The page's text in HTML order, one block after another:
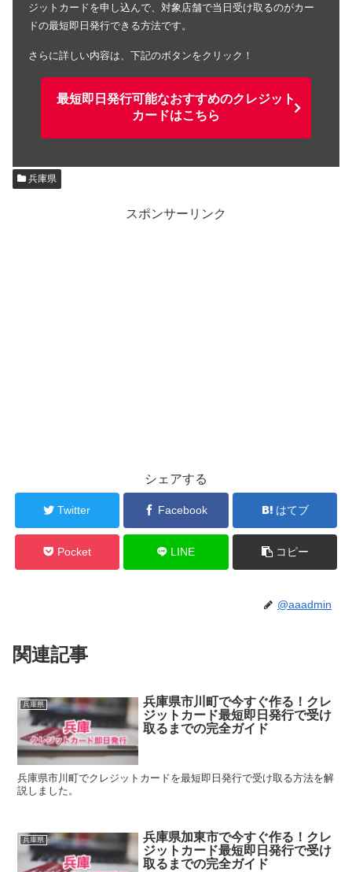
ジットカードを申し込んで、対象店舗で当日受け取るのがカー
ドの最短即日発行できる方法です。
さらに詳しい内容は、下記のボタンをクリック！
最短即日発行可能なおすすめのクレジット
カードはこちら
兵庫県
スポンサーリンク
シェアする
Twitter Facebook はてブ
Pocket LINE コピー
@aaadmin
関連記事
兵庫県
兵庫県市川町で今すぐ作る！クレ
ジットカード最短即日発行で受け
取るまでの完全ガイド
兵庫県市川町でクレジットカードを最短即日発行で受け取る方法を解
説しました。
兵庫県
兵庫県加東市で今すぐ作る！クレ
ジットカード最短即日発行で受け
取るまでの完全ガイド